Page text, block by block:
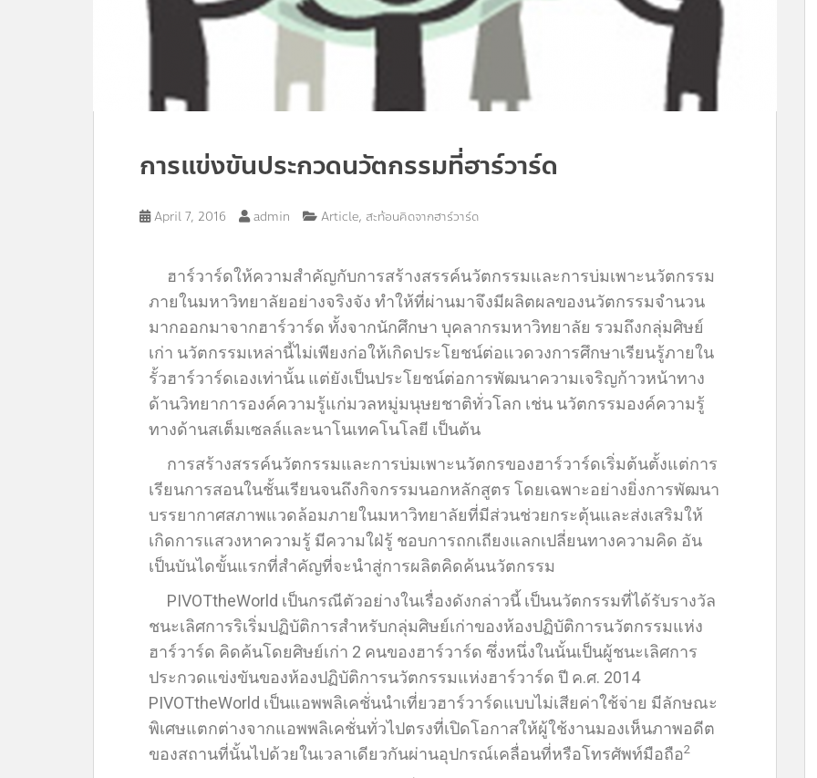
การแข่งขันประกวดนวัตกรรมที่ฮาร์วาร์ด
April 7, 2016 admin Article, สะท้อนคิดจากฮาร์วาร์ด
ฮาร์วาร์ดให้ความสำคัญกับการสร้างสรรค์นวัตกรรมและการบ่มเพาะนวัตกรรม
ภายในมหาวิทยาลัยอย่างจริงจัง ทำให้ที่ผ่านมาจึงมีผลิตผลของนวัตกรรมจำนวน
มากออกมาจากฮาร์วาร์ด ทั้งจากนักศึกษา บุคลากรมหาวิทยาลัย รวมถึงกลุ่มศิษย์
เก่า นวัตกรรมเหล่านี้ไม่เพียงก่อให้เกิดประโยชน์ต่อแวดวงการศึกษาเรียนรู้ภายใน
รั้วฮาร์วาร์ดเองเท่านั้น แต่ยังเป็นประโยชน์ต่อการพัฒนาความเจริญก้าวหน้าทาง
ด้านวิทยาการองค์ความรู้แก่มวลหมู่มนุษยชาติทั่วโลก เช่น นวัตกรรมองค์ความรู้
ทางด้านสเต็มเซลล์และนาโนเทคโนโลยี เป็นต้น
การสร้างสรรค์นวัตกรรมและการบ่มเพาะนวัตกรของฮาร์วาร์ดเริ่มต้นตั้งแต่การ
เรียนการสอนในชั้นเรียนจนถึงกิจกรรมนอกหลักสูตร โดยเฉพาะอย่างยิ่งการพัฒนา
บรรยากาศสภาพแวดล้อมภายในมหาวิทยาลัยที่มีส่วนช่วยกระตุ้นและส่งเสริมให้
เกิดการแสวงหาความรู้ มีความใฝ่รู้ ชอบการถกเถียงแลกเปลี่ยนทางความคิด อัน
เป็นบันไดขั้นแรกที่สำคัญที่จะนำสู่การผลิตคิดค้นนวัตกรรม
PIVOTtheWorld เป็นกรณีตัวอย่างในเรื่องดังกล่าวนี้ เป็นนวัตกรรมที่ได้รับรางวัล
ชนะเลิศการริเริ่มปฏิบัติการสำหรับกลุ่มศิษย์เก่าของห้องปฏิบัติการนวัตกรรมแห่ง
ฮาร์วาร์ด คิดค้นโดยศิษย์เก่า 2 คนของฮาร์วาร์ด ซึ่งหนึ่งในนั้นเป็นผู้ชนะเลิศการ
ประกวดแข่งขันของห้องปฏิบัติการนวัตกรรมแห่งฮาร์วาร์ด ปี ค.ศ. 2014
PIVOTtheWorld เป็นแอพพลิเคชั่นนำเที่ยวฮาร์วาร์ดแบบไม่เสียค่าใช้จ่าย มีลักษณะ
พิเศษแตกต่างจากแอพพลิเคชั่นทั่วไปตรงที่เปิดโอกาสให้ผู้ใช้งานมองเห็นภาพอดีต
ของสถานที่นั้นไปด้วยในเวลาเดียวกันผ่านอุปกรณ์เคลื่อนที่หรือโทรศัพท์มือถือ2